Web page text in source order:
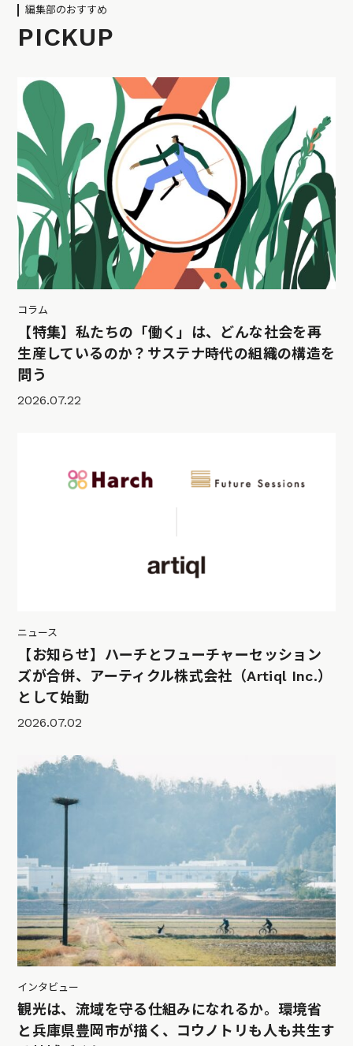
編集部のおすすめ
PICKUP
コラム
【特集】私たちの「働く」は、どんな社会を再
生産しているのか？サステナ時代の組織の構造を
問う
2026.07.22
ニュース
【お知らせ】ハーチとフューチャーセッション
ズが合併、アーティクル株式会社（Artiql Inc.）
として始動
2026.07.02
インタビュー
観光は、流域を守る仕組みになれるか。環境省
と兵庫県豊岡市が描く、コウノトリも人も共生す